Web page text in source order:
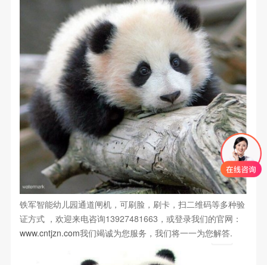
铁军智能幼儿园通道闸机，可刷脸，刷卡，扫二维码等多种验
证方式 ，欢迎来电咨询13927481663，或登录我们的官网：
www.cntjzn.com我们竭诚为您服务，我们将一一为您解答.